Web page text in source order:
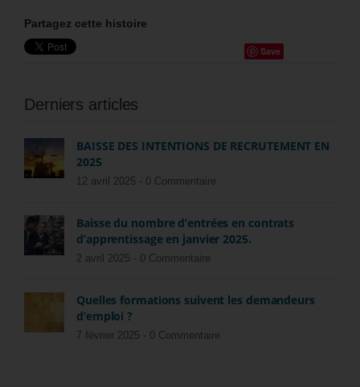
Partagez cette histoire
Save
Derniers articles
BAISSE DES INTENTIONS DE RECRUTEMENT EN
2025
12 avril 2025 - 0 Commentaire
Baisse du nombre d’entrées en contrats
d’apprentissage en janvier 2025.
2 avril 2025 - 0 Commentaire
Quelles formations suivent les demandeurs
d’emploi ?
7 février 2025 - 0 Commentaire